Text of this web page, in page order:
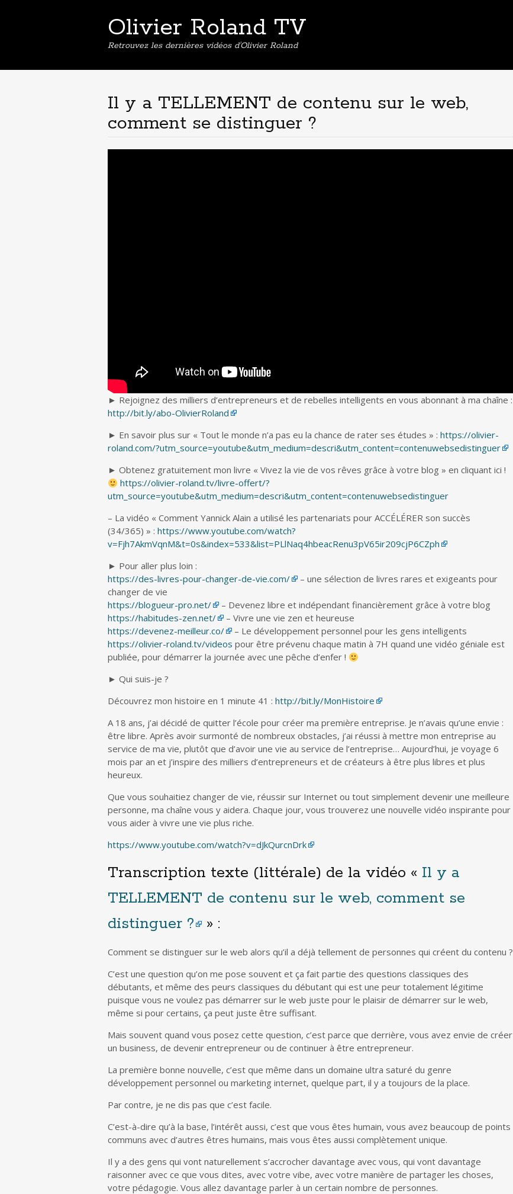
Olivier Roland TV
Retrouvez les dernières vidéos d'Olivier Roland
Il y a TELLEMENT de contenu sur le web,
comment se distinguer ?
► Rejoignez des milliers d’entrepreneurs et de rebelles intelligents en vous abonnant à ma chaîne :
http://bit.ly/abo-OlivierRoland
► En savoir plus sur « Tout le monde n’a pas eu la chance de rater ses études » : https://olivier-
roland.com/?utm_source=youtube&utm_medium=descri&utm_content=contenuwebsedistinguer
► Obtenez gratuitement mon livre « Vivez la vie de vos rêves grâce à votre blog » en cliquant ici !
https://olivier-roland.tv/livre-offert/?
utm_source=youtube&utm_medium=descri&utm_content=contenuwebsedistinguer
– La vidéo « Comment Yannick Alain a utilisé les partenariats pour ACCÉLÉRER son succès
(34/365) » : https://www.youtube.com/watch?
v=Fjh7AkmVqnM&t=0s&index=533&list=PLlNaq4hbeacRenu3pV65ir209cjP6CZph
► Pour aller plus loin :
https://des-livres-pour-changer-de-vie.com/
– une sélection de livres rares et exigeants pour
changer de vie
https://blogueur-pro.net/
– Devenez libre et indépendant financièrement grâce à votre blog
https://habitudes-zen.net/
– Vivre une vie zen et heureuse
https://devenez-meilleur.co/
– Le développement personnel pour les gens intelligents
https://olivier-roland.tv/videos pour être prévenu chaque matin à 7H quand une vidéo géniale est
publiée, pour démarrer la journée avec une pêche d’enfer !
► Qui suis-je ?
Découvrez mon histoire en 1 minute 41 : http://bit.ly/MonHistoire
A 18 ans, j’ai décidé de quitter l’école pour créer ma première entreprise. Je n’avais qu’une envie :
être libre. Après avoir surmonté de nombreux obstacles, j’ai réussi à mettre mon entreprise au
service de ma vie, plutôt que d’avoir une vie au service de l’entreprise… Aujourd’hui, je voyage 6
mois par an et j’inspire des milliers d’entrepreneurs et de créateurs à être plus libres et plus
heureux.
Que vous souhaitiez changer de vie, réussir sur Internet ou tout simplement devenir une meilleure
personne, ma chaîne vous y aidera. Chaque jour, vous trouverez une nouvelle vidéo inspirante pour
vous aider à vivre une vie plus riche.
https://www.youtube.com/watch?v=dJkQurcnDrk
Transcription texte (littérale) de la vidéo « Il y a
TELLEMENT de contenu sur le web, comment se
distinguer ?
» :
Comment se distinguer sur le web alors qu’il a déjà tellement de personnes qui créent du contenu ?
C’est une question qu’on me pose souvent et ça fait partie des questions classiques des
débutants, et même des peurs classiques du débutant qui est une peur totalement légitime
puisque vous ne voulez pas démarrer sur le web juste pour le plaisir de démarrer sur le web,
même si pour certains, ça peut juste être suffisant.
Mais souvent quand vous posez cette question, c’est parce que derrière, vous avez envie de créer
un business, de devenir entrepreneur ou de continuer à être entrepreneur.
La première bonne nouvelle, c’est que même dans un domaine ultra saturé du genre
développement personnel ou marketing internet, quelque part, il y a toujours de la place.
Par contre, je ne dis pas que c’est facile.
C’est-à-dire qu’à la base, l’intérêt aussi, c’est que vous êtes humain, vous avez beaucoup de points
communs avec d’autres êtres humains, mais vous êtes aussi complètement unique.
Il y a des gens qui vont naturellement s’accrocher davantage avec vous, qui vont davantage
raisonner avec ce que vous dites, avec votre vibe, avec votre manière de partager les choses,
votre pédagogie. Vous allez davantage parler à un certain nombre de personnes.